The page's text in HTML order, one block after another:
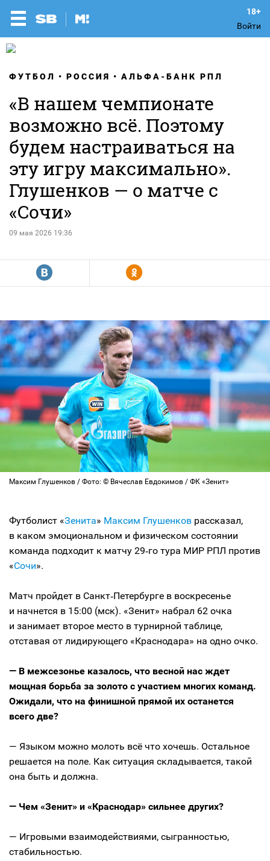
Войти
ФУТБОЛ РОССИЯ АЛЬФА-БАНК РПЛ
«В нашем чемпионате
возможно всё. Поэтому
будем настраиваться на
эту игру максимально».
Глушенков — о матче с
«Сочи»
09 мая 2026 19:36
R Y
Максим Глушенков / Фото: © Вячеслав Евдокимов / ФК «Зенит»
Футболист «Зенита» Максим Глушенков рассказал,
в каком эмоциональном и физическом состоянии
команда подходит к матчу 29‑го тура МИР РПЛ против
«Сочи».
Матч пройдет в Санкт‑Петербурге в воскресенье
и начнется в 15:00 (мск). «Зенит» набрал 62 очка
и занимает второе место в турнирной таблице,
отставая от лидирующего «Краснодара» на одно очко.
— В межсезонье казалось, что весной нас ждет
мощная борьба за золото с участием многих команд.
Ожидали, что на финишной прямой их останется
всего две?
— Языком можно молоть всё что хочешь. Остальное
решается на поле. Как ситуация складывается, такой
она быть и должна.
— Чем «Зенит» и «Краснодар» сильнее других?
— Игровыми взаимодействиями, сыгранностью,
стабильностью.